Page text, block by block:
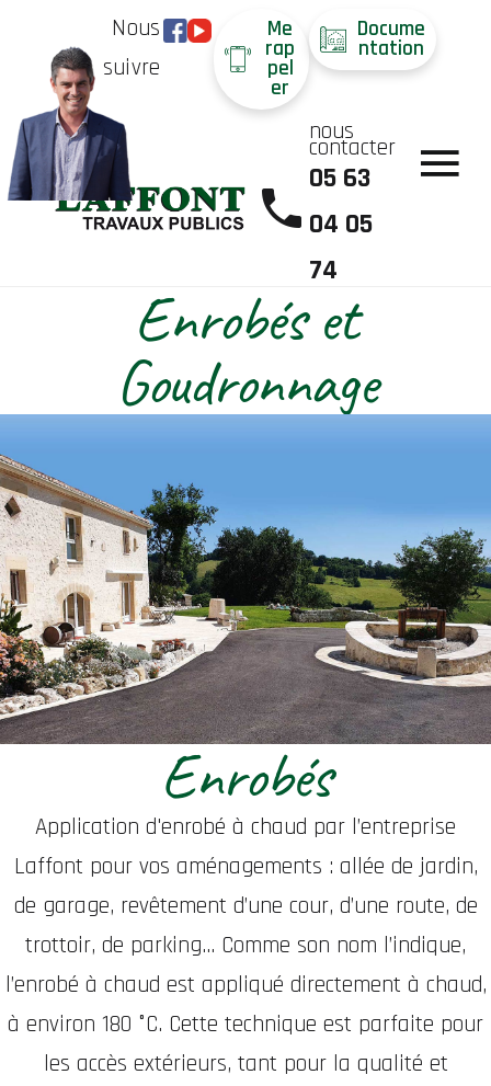
Nous
suivre
Me
rap
pel
er
Docume
ntation
nous
contacter
05 63
04 05
74
Enrobés et
Goudronnage
Enrobés
Application d'enrobé à chaud par l’entreprise
Laffont pour vos aménagements : allée de jardin,
de garage, revêtement d’une cour, d’une route, de
trottoir, de parking... Comme son nom l’indique,
l’enrobé à chaud est appliqué directement à chaud,
à environ 180 °C. Cette technique est parfaite pour
les accès extérieurs, tant pour la qualité et